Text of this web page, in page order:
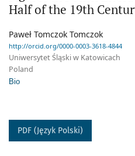
Half of the 19th
Paweł Tomczok Tomczok
http://orcid.org/0000-0003-3618-4844
Uniwersytet Śląski w Katowicach
Poland
Bio
PDF (Język Polski)